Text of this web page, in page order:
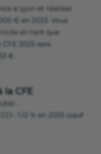
à Lyon et réalisez
€ en 2023. Vous
en tant que
2025 sera
€.
CFE
:
: 1,12 % en 2025 (sauf